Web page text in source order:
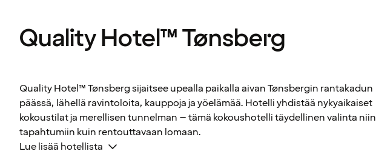
Quality Hotel™ Tønsberg
Quality Hotel™ Tønsberg sijaitsee upealla paikalla aivan Tønsbergin rantakadun
päässä, lähellä ravintoloita, kauppoja ja yöelämää. Hotelli yhdistää nykyaikaiset
kokoustilat ja merellisen tunnelman – tämä kokoushotelli täydellinen valinta niin
tapahtumiin kuin rentouttavaan lomaan.
Lue lisää hotellista